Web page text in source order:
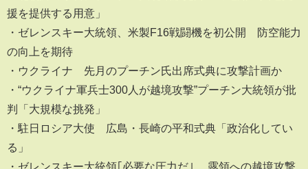
援を提供する用意」
・ゼレンスキー大統領、米製F16戦闘機を初公開 防空能力
の向上を期待
・ウクライナ 先月のプーチン氏出席式典に攻撃計画か
・“ウクライナ軍兵士300人が越境攻撃”プーチン大統領が批
判「大規模な挑発」
・駐日ロシア大使 広島・長崎の平和式典「政治化してい
る」
・ゼレンスキー大統領｢必要な圧力だ｣ 露領への越境攻撃